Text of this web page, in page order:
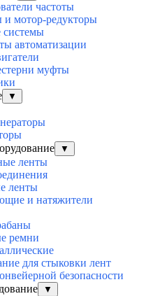
частоты
и мотор-редукторы
автоматизации
муфты
▼
▼
ленты
ленты
и натяжители
ремни
для стыковки лент
безопасности
▼